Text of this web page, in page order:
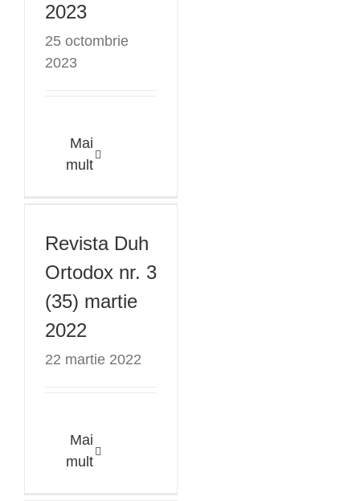
2023
25 octombrie
2023
Mai
mult
Revista Duh
2022
Revista Duh
Ortodox nr. 3
(35) martie
2022
22 martie 2022
Mai
mult
Revista Duh